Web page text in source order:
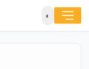
◐